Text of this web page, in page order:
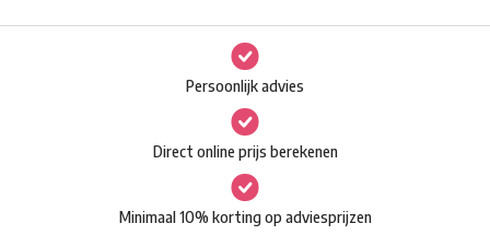
Waar ben je naar op zoek?
Deze
optie
kan
gekozen
worden
op
de
Persoonlijk advies
Direct online prijs berekenen
Minimaal 10% korting op adviesprijzen